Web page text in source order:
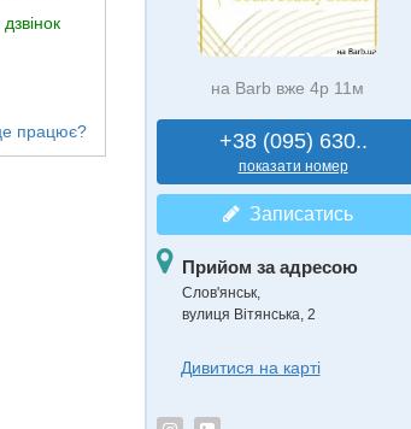
дзвінок
на Barb вже 4р 11м
+38 (095) 630..
показати номер
Записатись
Прийом за адресою
Слов'янськ,
вулиця Вітянська, 2
Дивитися на карті